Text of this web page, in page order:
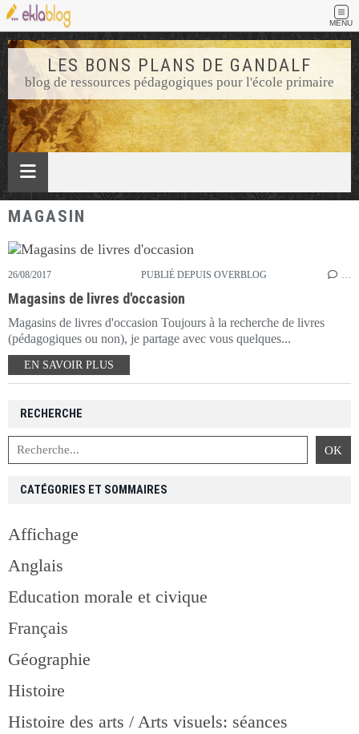
MENU
LES BONS PLANS DE GANDALF
blog de ressources pédagogiques pour l'école primaire
MAGASIN
26/08/2017 PUBLIÉ DEPUIS OVERBLOG …
Magasins de livres d'occasion
Magasins de livres d'occasion Toujours à la recherche de livres
(pédagogiques ou non), je partage avec vous quelques...
EN SAVOIR PLUS
RECHERCHE
CATÉGORIES ET SOMMAIRES
Affichage
Anglais
Education morale et civique
Français
Géographie
Histoire
Histoire des arts / Arts visuels: séances